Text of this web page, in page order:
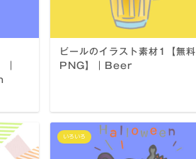
｜
ビールのイラスト素材1【無料
PNG】｜Beer
いろいろ